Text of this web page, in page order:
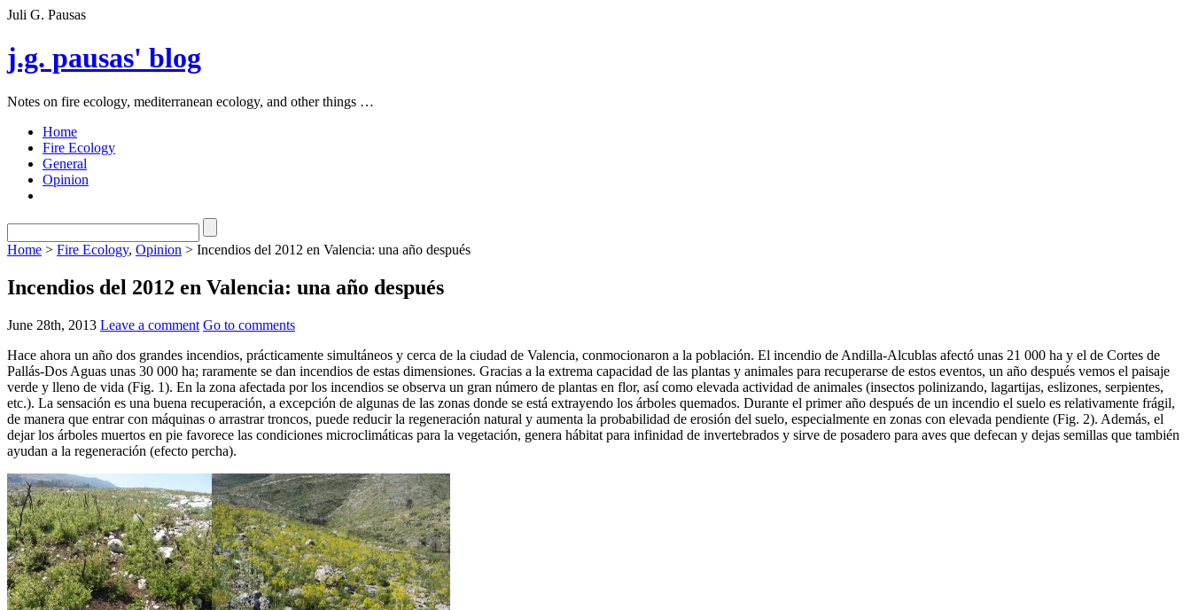
Juli G. Pausas
j.g. pausas' blog
Notes on fire ecology, mediterranean ecology, and other things …
Home
Fire Ecology
General
Opinion
Home > Fire Ecology, Opinion > Incendios del 2012 en Valencia: una año después
Incendios del 2012 en Valencia: una año después
June 28th, 2013 Leave a comment Go to comments
Hace ahora un año dos grandes incendios, prácticamente simultáneos y cerca de la ciudad de Valencia, conmocionaron a la población. El incendio de Andilla-Alcublas afectó unas 21 000 ha y el de Cortes de
Pallás-Dos Aguas unas 30 000 ha; raramente se dan incendios de estas dimensiones. Gracias a la extrema capacidad de las plantas y animales para recuperarse de estos eventos, un año después vemos el paisaje
verde y lleno de vida (Fig. 1). En la zona afectada por los incendios se observa un gran número de plantas en flor, así como elevada actividad de animales (insectos polinizando, lagartijas, eslizones, serpientes,
etc.). La sensación es una buena recuperación, a excepción de algunas de las zonas donde se está extrayendo los árboles quemados. Durante el primer año después de un incendio el suelo es relativamente frágil,
de manera que entrar con máquinas o arrastrar troncos, puede reducir la regeneración natural y aumenta la probabilidad de erosión del suelo, especialmente en zonas con elevada pendiente (Fig. 2). Además, el
dejar los árboles muertos en pie favorece las condiciones microclimáticas para la vegetación, genera hábitat para infinidad de invertebrados y sirve de posadero para aves que defecan y dejas semillas que también
ayudan a la regeneración (efecto percha).